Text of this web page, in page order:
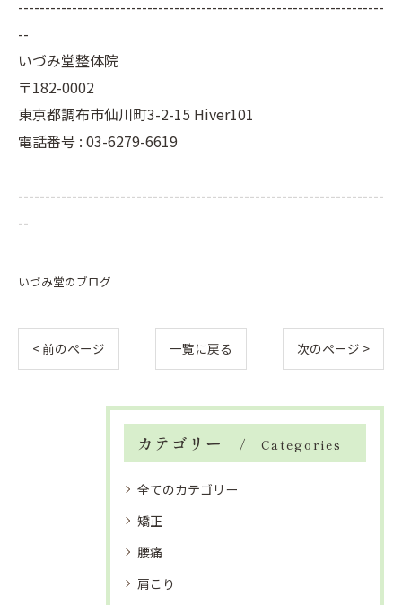
--------------------------------------------------------------------
--
いづみ堂整体院
〒182-0002
東京都調布市仙川町3-2-15 Hiver101
電話番号 : 03-6279-6619
--------------------------------------------------------------------
--
いづみ堂のブログ
< 前のページ 一覧に戻る 次のページ >
カテゴリー Categories
全てのカテゴリー
矯正
腰痛
肩こり